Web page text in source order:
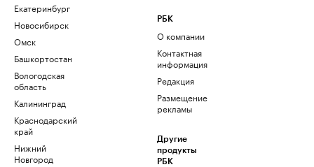
Екатеринбург
Новосибирск
Омск
Башкортостан
Вологодская
область
Калининград
Краснодарский
край
Нижний
Новгород
РБК
О компании
Контактная
информация
Редакция
Размещение
рекламы
Другие
продукты
РБК